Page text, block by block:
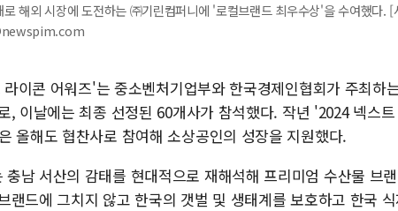
로 해외 시장에 도전하는 ㈜기린컴퍼니에 '로컬브랜드 최우수상'을 수여했다
이콘 어워즈'는 중소벤처기업부와 한국경제인협회가 주최하
, 이날에는 최종 선정된 60개사가 참석했다. 작년 '2024 넥스
올해도 협찬사로 참여해 소상공인의 성장을 지원했다.
충남 서산의 감태를 현대적으로 재해석해 프리미엄 수산물 브
랜드에 그치지 않고 한국의 갯벌 및 생태계를 보호하고 한국